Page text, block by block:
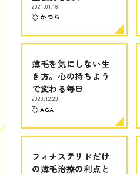
2021.01.18
かつら
薄毛を気にしない生
き方。心の持ちよう
で変わる毎日
2020.12.23
AGA
フィナステリドだけ
の薄毛治療の利点と